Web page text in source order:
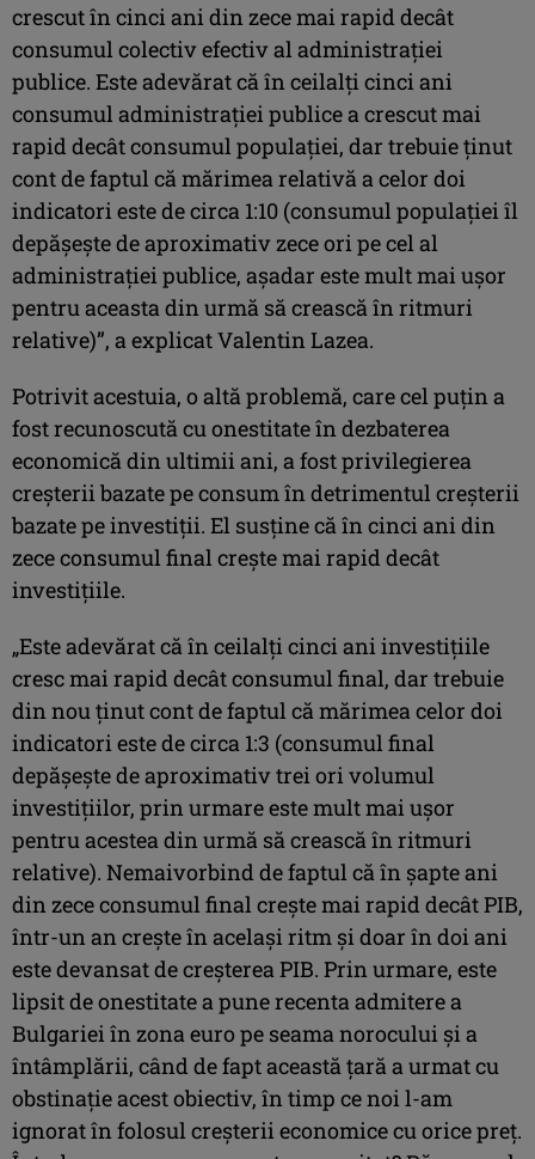
crescut în cinci ani din zece mai rapid decât
consumul colectiv efectiv al administraţiei
publice. Este adevărat că în ceilalţi cinci ani
consumul administraţiei publice a crescut mai
rapid decât consumul populaţiei, dar trebuie ţinut
cont de faptul că mărimea relativă a celor doi
indicatori este de circa 1:10 (consumul populaţiei îl
depăşeşte de aproximativ zece ori pe cel al
administraţiei publice, aşadar este mult mai uşor
pentru aceasta din urmă să crească în ritmuri
relative)”, a explicat Valentin Lazea.
Potrivit acestuia, o altă problemă, care cel puţin a
fost recunoscută cu onestitate în dezbaterea
economică din ultimii ani, a fost privilegierea
creşterii bazate pe consum în detrimentul creşterii
bazate pe investiţii. El susţine că în cinci ani din
zece consumul final creşte mai rapid decât
investiţiile.
„Este adevărat că în ceilalţi cinci ani investiţiile
cresc mai rapid decât consumul final, dar trebuie
din nou ţinut cont de faptul că mărimea celor doi
indicatori este de circa 1:3 (consumul final
depăşeşte de aproximativ trei ori volumul
investiţiilor, prin urmare este mult mai uşor
pentru acestea din urmă să crească în ritmuri
relative). Nemaivorbind de faptul că în şapte ani
din zece consumul final creşte mai rapid decât PIB,
într-un an creşte în acelaşi ritm şi doar în doi ani
este devansat de creşterea PIB. Prin urmare, este
lipsit de onestitate a pune recenta admitere a
Bulgariei în zona euro pe seama norocului şi a
întâmplării, când de fapt această ţară a urmat cu
obstinaţie acest obiectiv, în timp ce noi l-am
ignorat în folosul creşterii economice cu orice preţ.